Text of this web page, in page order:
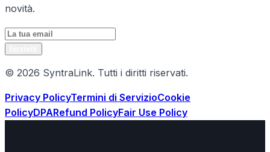
novità.
© 2026 SyntraLink. Tutti i diritti riservati.
Privacy PolicyTermini di ServizioCookie
PolicyDPARefund PolicyFair Use Policy